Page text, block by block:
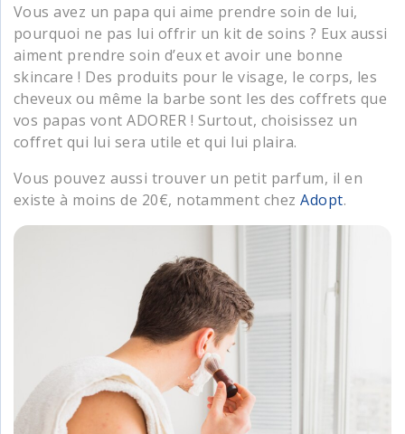
Vous avez un papa qui aime prendre soin de lui,
pourquoi ne pas lui offrir un kit de soins ? Eux aussi
aiment prendre soin d’eux et avoir une bonne
skincare ! Des produits pour le visage, le corps, les
cheveux ou même la barbe sont les des coffrets que
vos papas vont ADORER ! Surtout, choisissez un
coffret qui lui sera utile et qui lui plaira.
Vous pouvez aussi trouver un petit parfum, il en
existe à moins de 20€, notamment chezAdopt.